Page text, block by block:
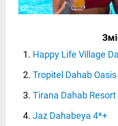
Happy Life Village
Tropitel Dahab
Tirana Dahab
Jaz Dahabeya 4*+